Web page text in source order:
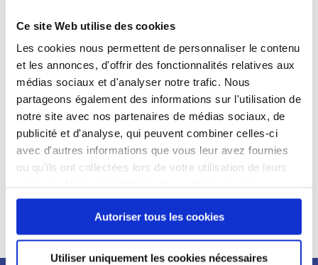
Ce site Web utilise des cookies
Les cookies nous permettent de personnaliser le contenu
et les annonces, d'offrir des fonctionnalités relatives aux
médias sociaux et d'analyser notre trafic. Nous
partageons également des informations sur l'utilisation de
notre site avec nos partenaires de médias sociaux, de
publicité et d'analyse, qui peuvent combiner celles-ci
avec d'autres informations que vous leur avez fournies
ou qu'ils ont collectées lors de votre utilisation de leurs
continuez à utiliser notre site Web.
Autoriser tous les cookies
Utiliser uniquement les cookies nécessaires
Qualifications et diplômes :
Profil recherché :
Expérience :
Processus
de
recrutement